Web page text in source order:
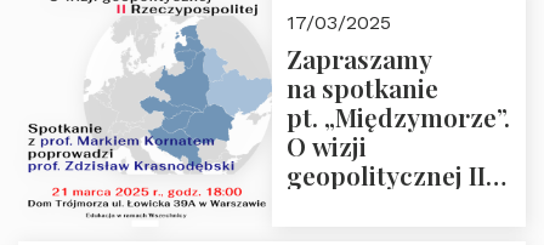
“Rosja-Niemcy…”
17/03/2025
Zapraszamy
na spotkanie
pt. „Międzymorze”.
O wizji
geopolitycznej II